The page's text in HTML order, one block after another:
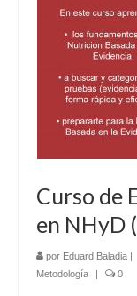
Curso de
en NHyD
por Eduard Baladia |
Metodología
| 0